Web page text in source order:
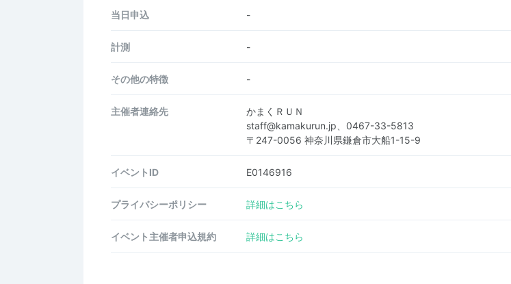
当日申込 -
計測 -
その他の特徴 -
主催者連絡先
かまくＲＵＮ
staff@kamakurun.jp、0467-33-5813
〒247-0056 神奈川県鎌倉市大船1-15-9
イベントID E0146916
プライバシーポリシー 詳細はこちら
イベント主催者申込規約 詳細はこちら